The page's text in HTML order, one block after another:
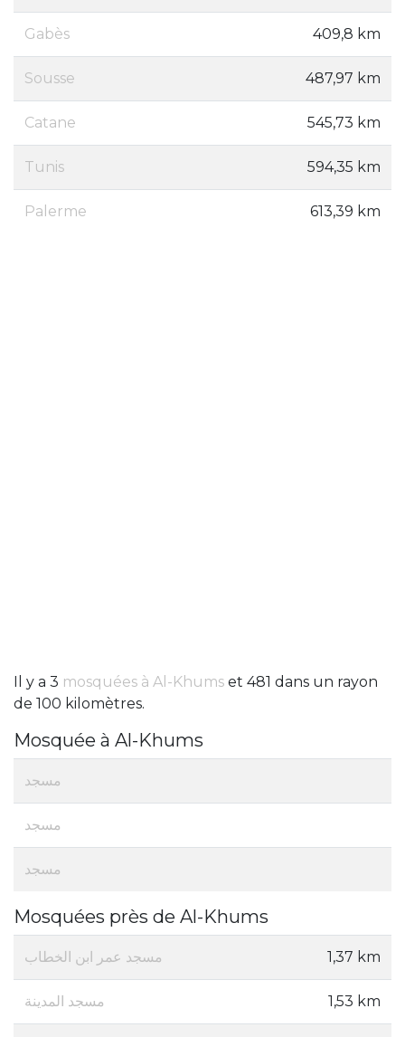
Gabès 409,8 km
Sousse 487,97 km
Catane 545,73 km
Tunis 594,35 km
Palerme 613,39 km
Il y a 3 mosquées à Al-Khums et 481 dans un rayon
de 100 kilomètres.
Mosquée à Al-Khums
مسجد
مسجد
مسجد
Mosquées près de Al-Khums
مسجد عمر ابن الخطاب 1,37 km
مسجد المدينة 1,53 km